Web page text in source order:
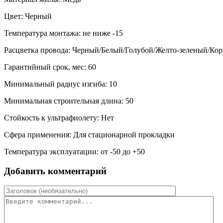
Цвет: Черный
Температура монтажа: не ниже -15
Расцветка провода: Черный/Белый/Голубой/Желто-зеленый/
Гарантийный срок, мес: 60
Минимальный радиус изгиба: 10
Минимальная строительная длина: 50
Стойкость к ультрафиолету: Нет
Сфера применения: Для стационарной прокладки
Температура эксплуатации: от -50 до +50
Добавить комментарий